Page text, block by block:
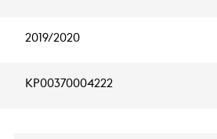
2019/2020
KP00370004222